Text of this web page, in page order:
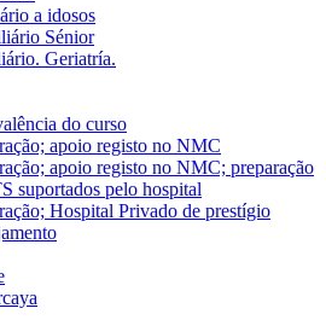
a idosos
Sénior
Geriatría.
do curso
apoio registo no NMC
apoio registo no NMC; preparação
suportados pelo hospital
Hospital Privado de prestígio